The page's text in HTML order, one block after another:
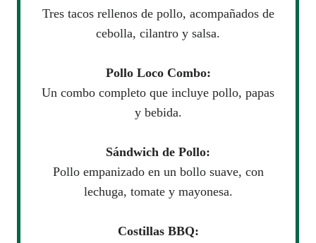
Tres tacos rellenos de pollo, acompañados de
cebolla, cilantro y salsa.
Pollo Loco Combo:
Un combo completo que incluye pollo, papas
y bebida.
Sándwich de Pollo:
Pollo empanizado en un bollo suave, con
lechuga, tomate y mayonesa.
Costillas BBQ: